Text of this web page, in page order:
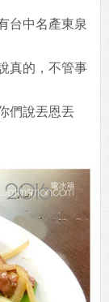
台中名產東泉
真的，不管事
們說丟恩丟